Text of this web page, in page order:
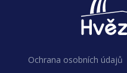
Ochrana osobních údajů